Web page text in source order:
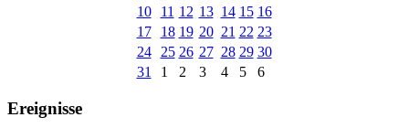
10
11 12 13 14 15 16
17
18 19 20 21 22 23
24
25 26 27 28 29 30
31
1 2 3 4 5 6
Ereignisse